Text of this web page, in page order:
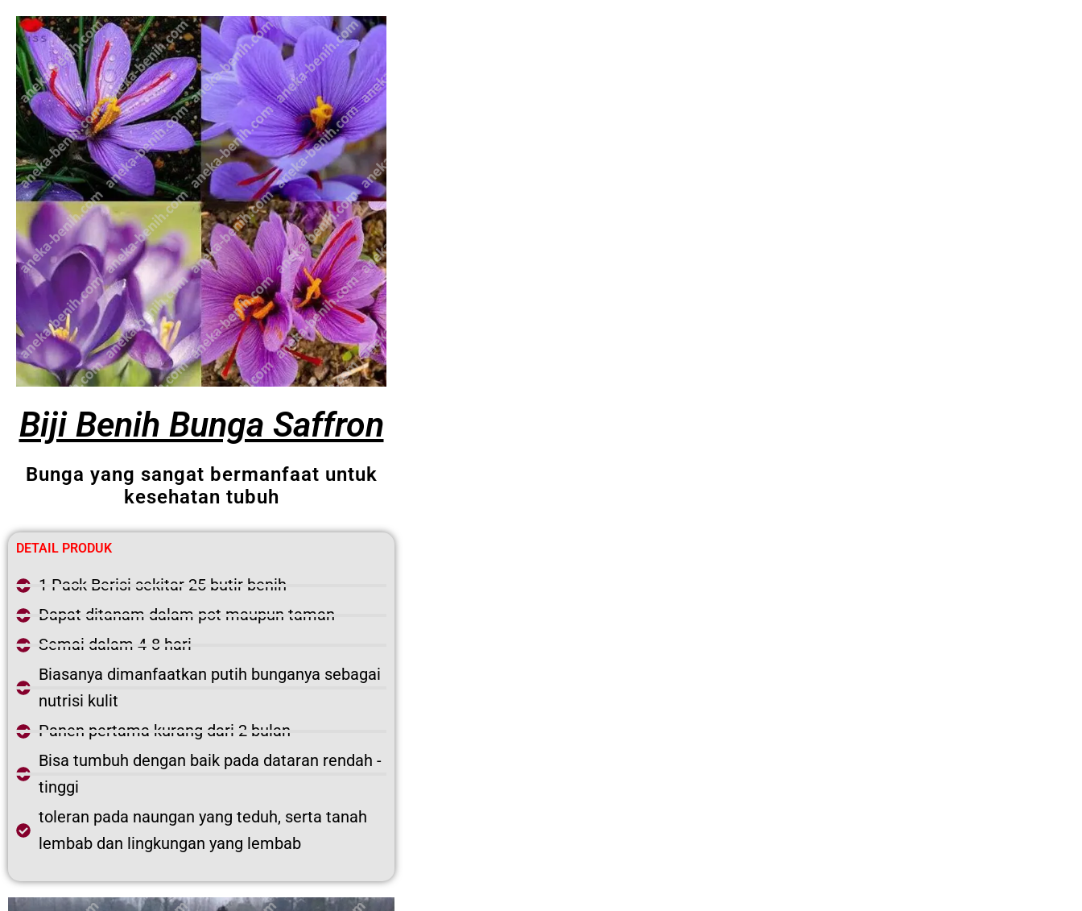
Biji Benih Bunga Saffron
Bunga yang sangat bermanfaat untuk
kesehatan tubuh
DETAIL PRODUK
1 Pack Berisi sekitar 25 butir benih
Dapat ditanam dalam pot maupun taman
Semai dalam 4-8 hari
Biasanya dimanfaatkan putih bunganya sebagai
nutrisi kulit
Panen pertama kurang dari 2 bulan
Bisa tumbuh dengan baik pada dataran rendah -
tinggi
toleran pada naungan yang teduh, serta tanah
lembab dan lingkungan yang lembab